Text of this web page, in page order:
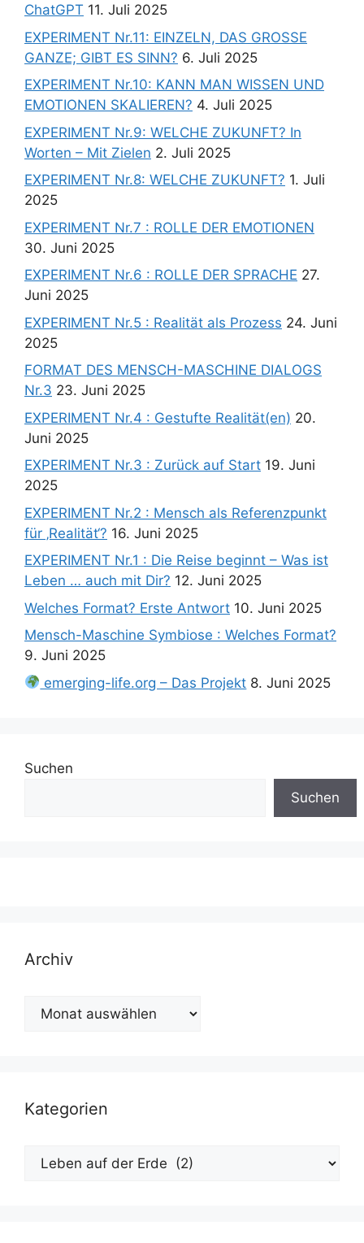
ChatGPT 11. Juli 2025
EXPERIMENT Nr.11: EINZELN, DAS GROSSE
GANZE; GIBT ES SINN? 6. Juli 2025
EXPERIMENT Nr.10: KANN MAN WISSEN UND
EMOTIONEN SKALIEREN? 4. Juli 2025
EXPERIMENT Nr.9: WELCHE ZUKUNFT? In
Worten – Mit Zielen 2. Juli 2025
EXPERIMENT Nr.8: WELCHE ZUKUNFT? 1. Juli
2025
EXPERIMENT Nr.7 : ROLLE DER EMOTIONEN
30. Juni 2025
EXPERIMENT Nr.6 : ROLLE DER SPRACHE 27.
Juni 2025
EXPERIMENT Nr.5 : Realität als Prozess 24. Juni
2025
FORMAT DES MENSCH-MASCHINE DIALOGS
Nr.3 23. Juni 2025
EXPERIMENT Nr.4 : Gestufte Realität(en) 20.
Juni 2025
EXPERIMENT Nr.3 : Zurück auf Start 19. Juni
2025
EXPERIMENT Nr.2 : Mensch als Referenzpunkt
für ‚Realität‘? 16. Juni 2025
EXPERIMENT Nr.1 : Die Reise beginnt – Was ist
Leben … auch mit Dir? 12. Juni 2025
Welches Format? Erste Antwort 10. Juni 2025
Mensch-Maschine Symbiose : Welches Format?
9. Juni 2025
emerging-life.org – Das Projekt 8. Juni 2025
Suchen
Suchen
Archiv
Archiv
Kategorien
Kategorien